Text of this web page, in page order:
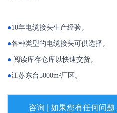
●10年电缆接头生产经验。
●各种类型的电缆接头可供选择。
● 阅读库存仓库以快速交货。
●江苏东台5000m²厂区。
咨询 | 如果您有任何问题